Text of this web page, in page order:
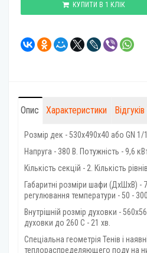
КУПИТИ В 1 КЛІК
Опис Характеристики
Розмір дек - 530х490х40 або GN 1/1
Напруга - 380 В. Потужність - 9,6
Кількість секцій - 2. Кількість
Габаритні розміри шафи (ДхШхВ) -
регулювання температури - 50 -
Внутрішній розмір духовки -
духовки до 260 С - 21 хв.
Спеціальна геометрія Тенів і
теплораспределяющего поду на